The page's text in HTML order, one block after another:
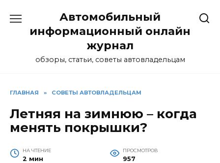
содержанию
Автомобильный
информационный онлайн
журнал
обзоры, статьи, советы автовладельцам
ГЛАВНАЯ » СОВЕТЫ АВТОВЛАДЕЛЬЦАМ
Летняя на зимнюю – когда
менять покрышки?
НА ЧТЕНИЕ
2 мин
ПРОСМОТРОВ
957